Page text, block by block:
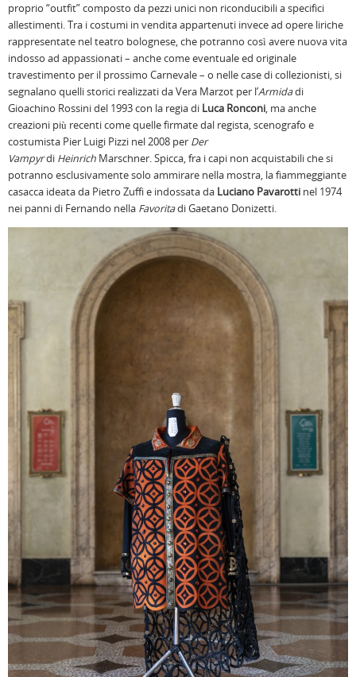
proprio “outfit” composto da pezzi unici non riconducibili a specifici
allestimenti. Tra i costumi in vendita appartenuti invece ad opere liriche
rappresentate nel teatro bolognese, che potranno così avere nuova vita
indosso ad appassionati – anche come eventuale ed originale
travestimento per il prossimo Carnevale – o nelle case di collezionisti, si
segnalano quelli storici realizzati da Vera Marzot per l’Armidadi
Gioachino Rossini del 1993 con la regia di Luca Ronconi, ma anche
creazioni più recenti come quelle firmate dal regista, scenografo e
costumista Pier Luigi Pizzi nel 2008 per Der
Vampyrdi Heinrich Marschner. Spicca, fra i capi non acquistabili che si
potranno esclusivamente solo ammirare nella mostra, la fiammeggiante
casacca ideata da Pietro Zuffi e indossata da Luciano Pavarotti nel 1974
nei panni di Fernando nella Favoritadi Gaetano Donizetti.